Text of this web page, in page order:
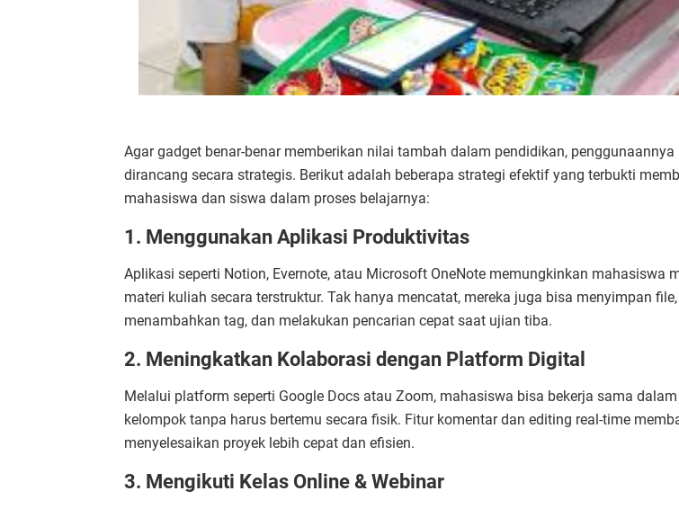
Agar gadget benar-benar memberikan nilai tambah dalam pendidikan, penggunaannya
dirancang secara strategis. Berikut adalah beberapa strategi efektif yang terbukti
mahasiswa dan siswa dalam proses belajarnya:
1. Menggunakan Aplikasi Produktivitas
Aplikasi seperti Notion, Evernote, atau Microsoft OneNote memungkinkan mahasiswa
materi kuliah secara terstruktur. Tak hanya mencatat, mereka juga bisa menyimpan file,
menambahkan tag, dan melakukan pencarian cepat saat ujian tiba.
2. Meningkatkan Kolaborasi dengan Platform Digital
Melalui platform seperti Google Docs atau Zoom, mahasiswa bisa bekerja sama
kelompok tanpa harus bertemu secara fisik. Fitur komentar dan editing real-time
menyelesaikan proyek lebih cepat dan efisien.
3. Mengikuti Kelas Online & Webinar